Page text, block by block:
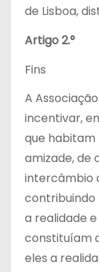
de Lisboa,
Artigo 2.°
Fins
A
incentivar,
que habitam
amizade, de
intercâmbio
contribuindo
a realidade
constituíam
eles a